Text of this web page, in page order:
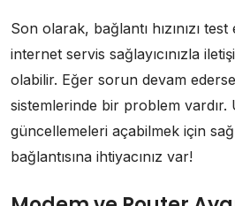
Son olarak, bağlantı hızınızı test
internet servis sağlayıcınızla
olabilir. Eğer sorun devam
sistemlerinde bir problem vardır.
güncellemeleri açabilmek için
bağlantısına ihtiyacınız var!